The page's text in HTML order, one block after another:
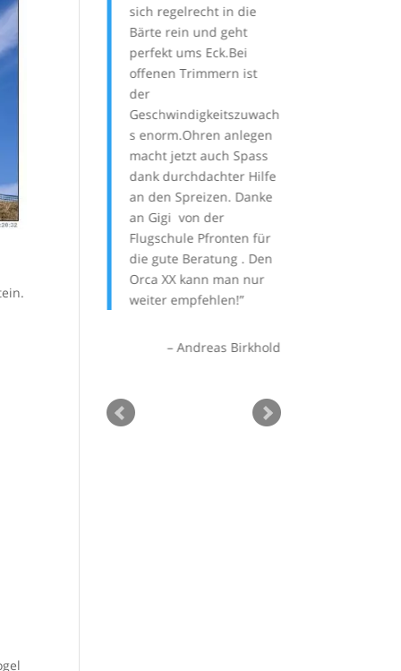
sich regelrecht in die
Bärte rein und geht
perfekt ums Eck.Bei
offenen Trimmern ist
der
Geschwindigkeitszuwach
s enorm.Ohren anlegen
macht jetzt auch Spass
dank durchdachter Hilfe
an den Spreizen. Danke
an Gigi von der
Flugschule Pfronten für
die gute Beratung . Den
Orca XX kann man nur
weiter empfehlen!
Andreas Birkhold